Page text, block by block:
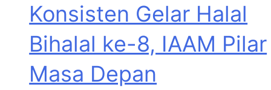
Konsisten Gelar Halal
Bihalal ke-8, IAAM Pilar
Masa Depan